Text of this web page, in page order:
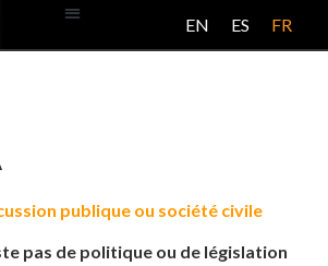
EN ES FR
publique ou société civile
pas de politique ou de législation